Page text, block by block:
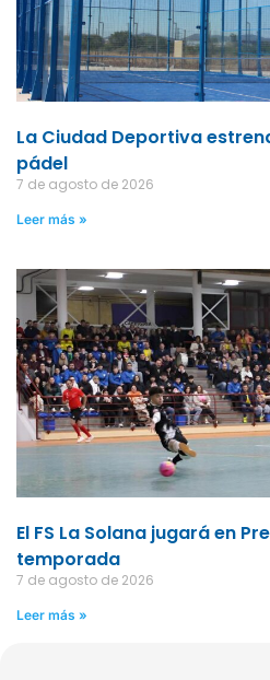
La Ciudad Deportiva
pádel
7 de agosto de 2026
Leer más »
El FS La Solana jugará en
temporada
7 de agosto de 2026
Leer más »